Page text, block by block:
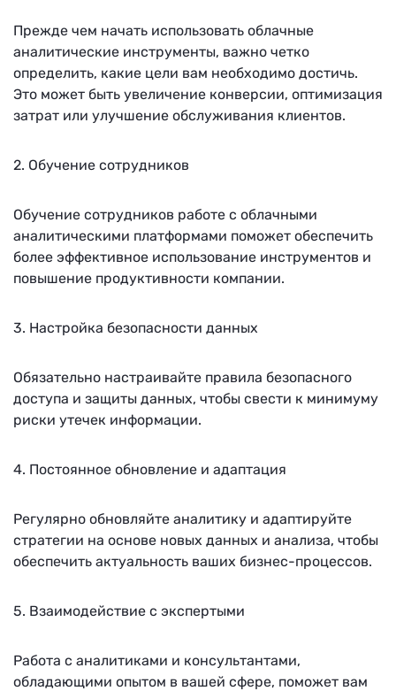
Прежде чем начать использовать облачные
аналитические инструменты, важно четко
определить, какие цели вам необходимо достичь.
Это может быть увеличение конверсии, оптимизация
затрат или улучшение обслуживания клиентов.
2. Обучение сотрудников
Обучение сотрудников работе с облачными
аналитическими платформами поможет обеспечить
более эффективное использование инструментов и
повышение продуктивности компании.
3. Настройка безопасности данных
Обязательно настраивайте правила безопасного
доступа и защиты данных, чтобы свести к минимуму
риски утечек информации.
4. Постоянное обновление и адаптация
Регулярно обновляйте аналитику и адаптируйте
стратегии на основе новых данных и анализа, чтобы
обеспечить актуальность ваших бизнес-процессов.
5. Взаимодействие с экспертыми
Работа с аналитиками и консультантами,
обладающими опытом в вашей сфере, поможет вам